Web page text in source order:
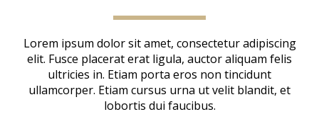
Lorem ipsum dolor sit amet, consectetur adipiscing
elit. Fusce placerat erat ligula, auctor aliquam felis
ultricies in. Etiam porta eros non tincidunt
ullamcorper. Etiam cursus urna ut velit blandit, et
lobortis dui faucibus.